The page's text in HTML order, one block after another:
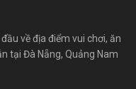
về địa điểm vui chơi, ăn
tại Đà Nẵng, Quảng Nam